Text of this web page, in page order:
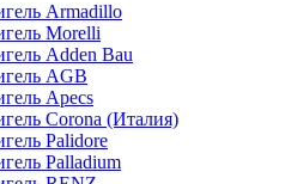
Armadillo
Morelli
Adden Bau
AGB
Apecs
Corona (Италия)
Palidore
Palladium